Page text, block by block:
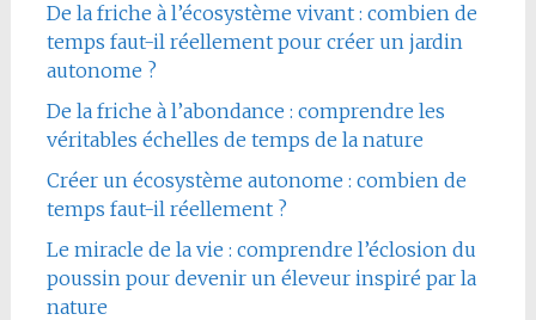
De la friche à l’écosystème vivant : combien de
temps faut-il réellement pour créer un jardin
autonome ?
De la friche à l’abondance : comprendre les
véritables échelles de temps de la nature
Créer un écosystème autonome : combien de
temps faut-il réellement ?
Le miracle de la vie : comprendre l’éclosion du
poussin pour devenir un éleveur inspiré par la
nature